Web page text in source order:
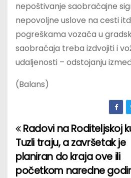
nepoštivanje saobraćajne
nepovoljne uslove na cesti
pogreškama vozača u
saobraćaja treba izdvojiti i
udaljenosti – odstojanju
(Balans)
P
o
Radovi na Roditeljskoj
Tuzli traju, a završetak je
planiran do kraja ove ili
početkom naredne